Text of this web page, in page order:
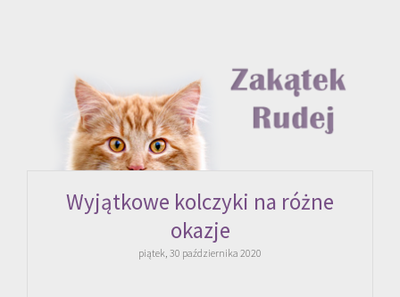
Wyjątkowe kolczyki na różne
okazje
piątek, 30 października 2020